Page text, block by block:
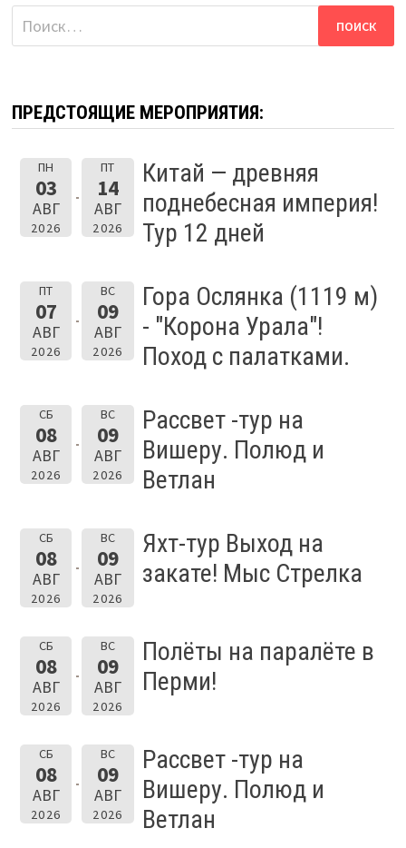
Найти:
ПРЕДСТОЯЩИЕ МЕРОПРИЯТИЯ:
ПН
03
АВГ
2026
ПТ
14
АВГ
2026
Китай — древняя
поднебесная империя!
Тур 12 дней
ПТ
07
АВГ
2026
ВС
09
АВГ
2026
Гора Ослянка (1119 м)
- "Корона Урала"!
Поход с палатками.
СБ
08
АВГ
2026
ВС
09
АВГ
2026
Рассвет -тур на
Вишеру. Полюд и
Ветлан
СБ
08
АВГ
2026
ВС
09
АВГ
2026
Яхт-тур Выход на
закате! Мыс Стрелка
СБ
08
АВГ
2026
ВС
09
АВГ
2026
Полёты на паралёте в
Перми!
СБ
08
АВГ
2026
ВС
09
АВГ
2026
Рассвет -тур на
Вишеру. Полюд и
Ветлан